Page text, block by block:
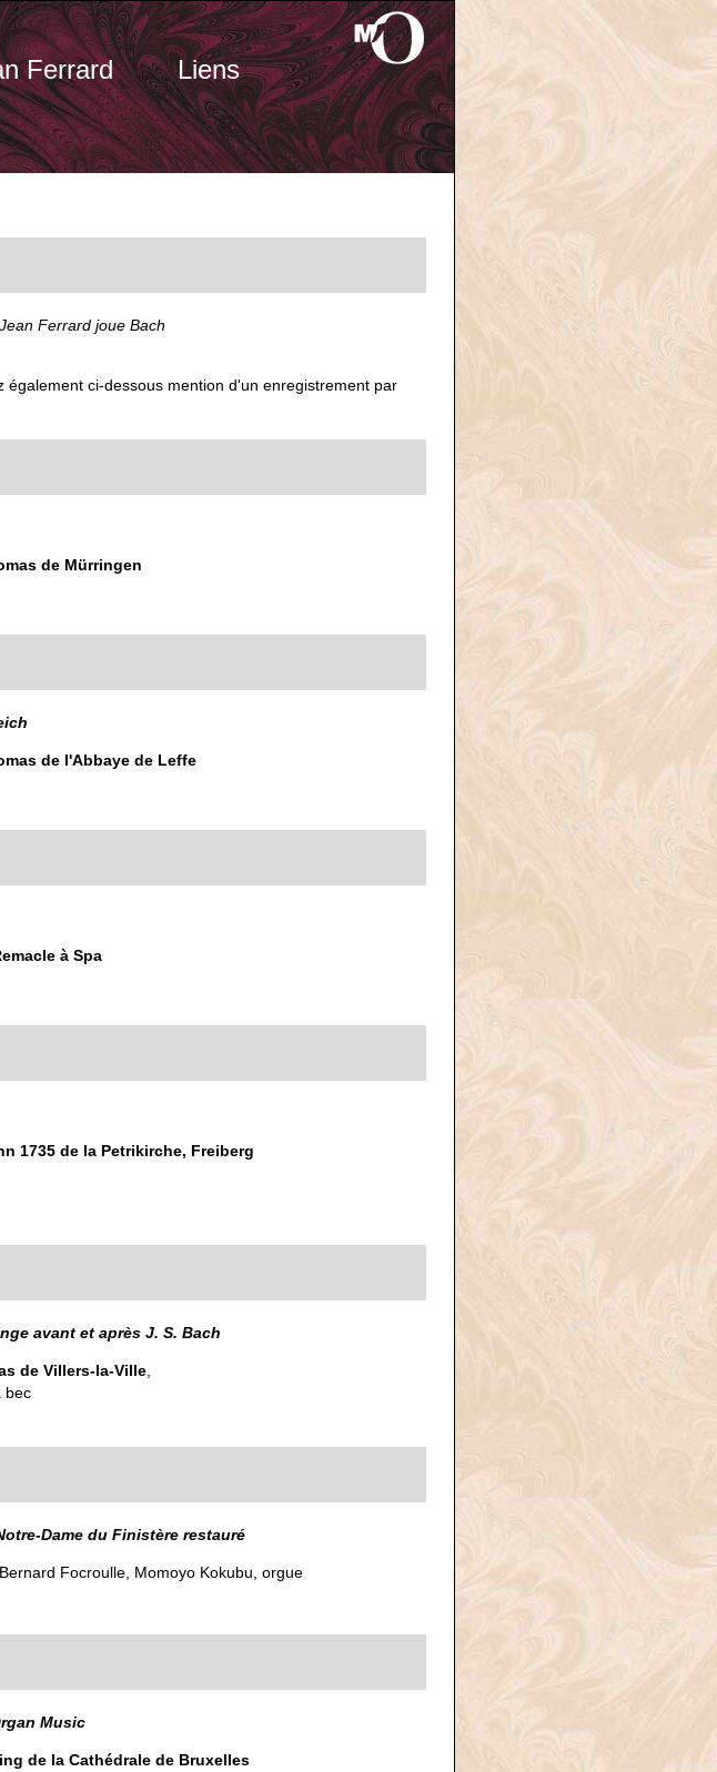
Ferrard Liens
Jean Ferrard joue Bach
également ci-dessous mention d'un enregistrement par
de Mürringen
de l'Abbaye de Leffe
à Spa
1735 de la Petrikirche, Freiberg
avant et après J. S. Bach
de Villers-la-Ville
bec
Dame du Finistère restauré
Focroulle, Momoyo Kokubu, orgue
Music
de la Cathédrale de Bruxelles